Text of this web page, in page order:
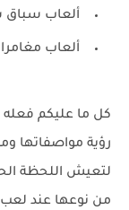
ألعاب سباق
ألعاب
كل ما عليكم فعله
رؤية مواصفاتها
لتعيش اللحظة
من نوعها عند لعب